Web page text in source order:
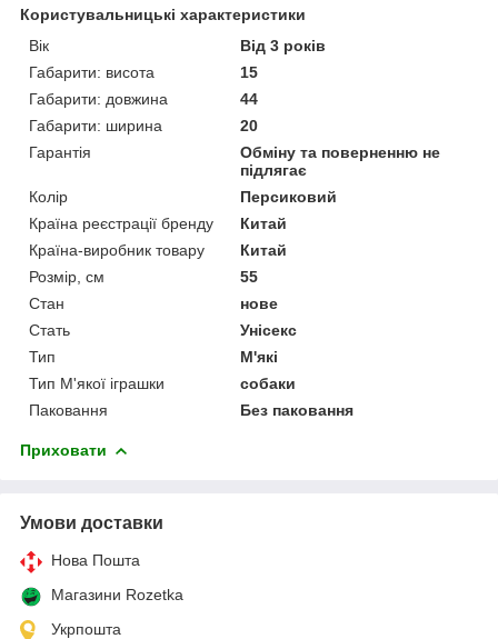
Користувальницькі характеристики
Вік
Від 3 років
Габарити: висота
15
Габарити: довжина
44
Габарити: ширина
20
Гарантія
Обміну та поверненню не
підлягає
Колір
Персиковий
Країна реєстрації бренду
Китай
Країна-виробник товару
Китай
Розмір, см
55
Стан
нове
Стать
Унісекс
Тип
М'які
Тип М'якої іграшки
собаки
Паковання
Без паковання
Приховати
Умови доставки
Нова Пошта
Магазини Rozetka
Укрпошта